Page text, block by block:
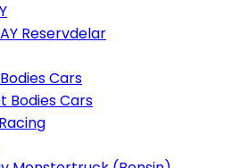
Reservdelar
Cars
Bodies Cars